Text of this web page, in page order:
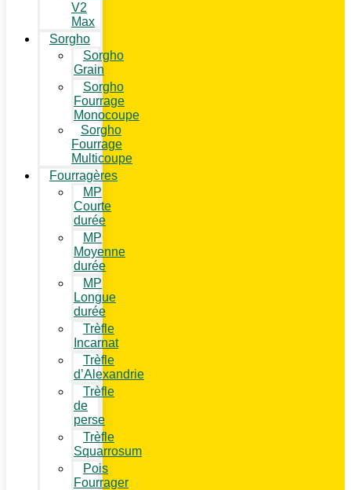
V2
Max
Sorgho
Sorgho
Grain
Sorgho
Fourrage
Monocoupe
Sorgho
Fourrage
Multicoupe
Fourragères
MP
Courte
durée
MP
Moyenne
durée
MP
Longue
durée
Trèfle
Incarnat
Trèfle
d’Alexandrie
Trèfle
de
perse
Trèfle
Squarrosum
Pois
Fourrager